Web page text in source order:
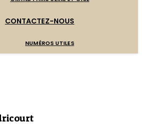
CONTACTEZ-NOUS
NUMÉROS UTILES